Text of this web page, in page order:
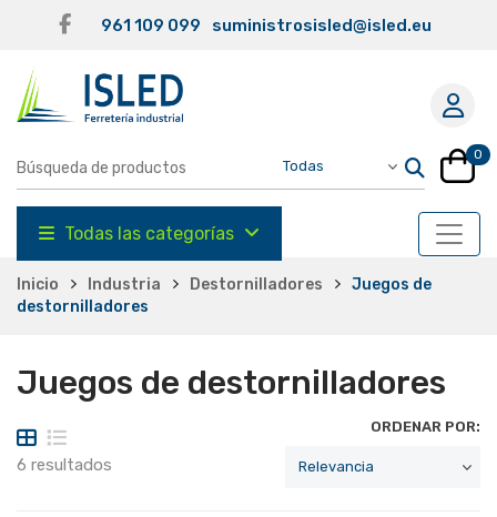
961 109 099 suministrosisled@isled.eu
0
Todas las categorías
Inicio Industria Destornilladores
Juegos de
destornilladores
Juegos de destornilladores
6 resultados
ORDENAR POR: